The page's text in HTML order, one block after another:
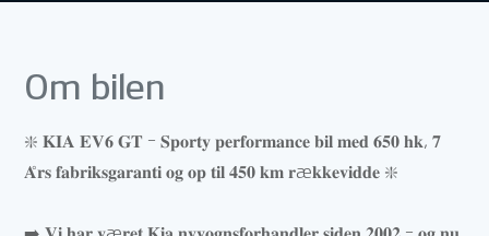
Om bilen
❇️ 𝐊𝐈𝐀 𝐄𝐕𝟔 𝐆𝐓 – 𝐒𝐩𝐨𝐫𝐭𝐲 𝐩𝐞𝐫𝐟𝐨𝐫𝐦𝐚𝐧𝐜𝐞 𝐛𝐢𝐥 𝐦𝐞𝐝 𝟔𝟓𝟎 𝐡𝐤, 𝟕
𝐀̊𝐫𝐬 𝐟𝐚𝐛𝐫𝐢𝐤𝐬𝐠𝐚𝐫𝐚𝐧𝐭𝐢 𝐨𝐠 𝐨𝐩 𝐭𝐢𝐥 𝟒𝟓𝟎 𝐤𝐦 𝐫æ𝐤𝐤𝐞𝐯𝐢𝐝𝐝𝐞 ❇️